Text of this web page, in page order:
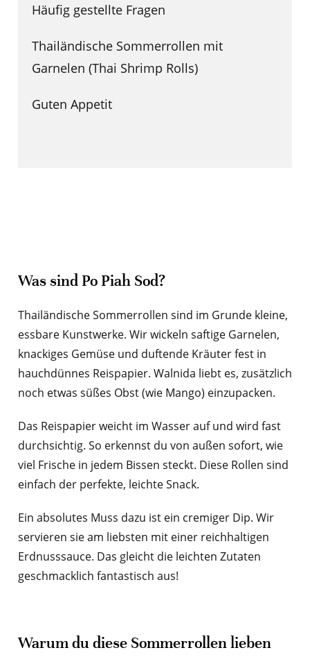
Häufig gestellte Fragen
Thailändische Sommerrollen mit
Garnelen (Thai Shrimp Rolls)
Guten Appetit
Was sind Po Piah Sod?
Thailändische Sommerrollen sind im Grunde kleine,
essbare Kunstwerke. Wir wickeln saftige Garnelen,
knackiges Gemüse und duftende Kräuter fest in
hauchdünnes Reispapier. Walnida liebt es, zusätzlich
noch etwas süßes Obst (wie Mango) einzupacken.
Das Reispapier weicht im Wasser auf und wird fast
durchsichtig. So erkennst du von außen sofort, wie
viel Frische in jedem Bissen steckt. Diese Rollen sind
einfach der perfekte, leichte Snack.
Ein absolutes Muss dazu ist ein cremiger Dip. Wir
servieren sie am liebsten mit einer reichhaltigen
Erdnusssauce. Das gleicht die leichten Zutaten
geschmacklich fantastisch aus!
Warum du diese Sommerrollen lieben